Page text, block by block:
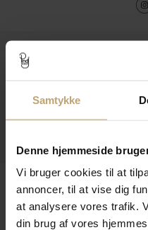
Samtykke
Denne hjemmeside
Vi bruger cookies til at
annoncer, til at vise dig
at analysere vores trafik.
din brug af vores
Kontakt
Information
Leveringsmuligheder